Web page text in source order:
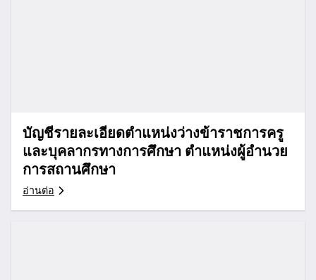
บัญชีรายละเอียดตำแหน่งว่างข้าราชการครู
และบุคลากรทางการศึกษา ตำแหน่งผู้อำนวย
การสถานศึกษา
อ่านต่อ